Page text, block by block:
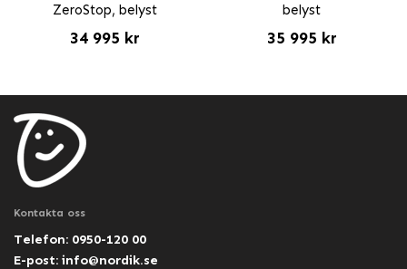
ZeroStop, belyst
34 995 kr
belyst
35 995 kr
Kontakta oss
Telefon: 0950-120 00
E-post: info@nordik.se